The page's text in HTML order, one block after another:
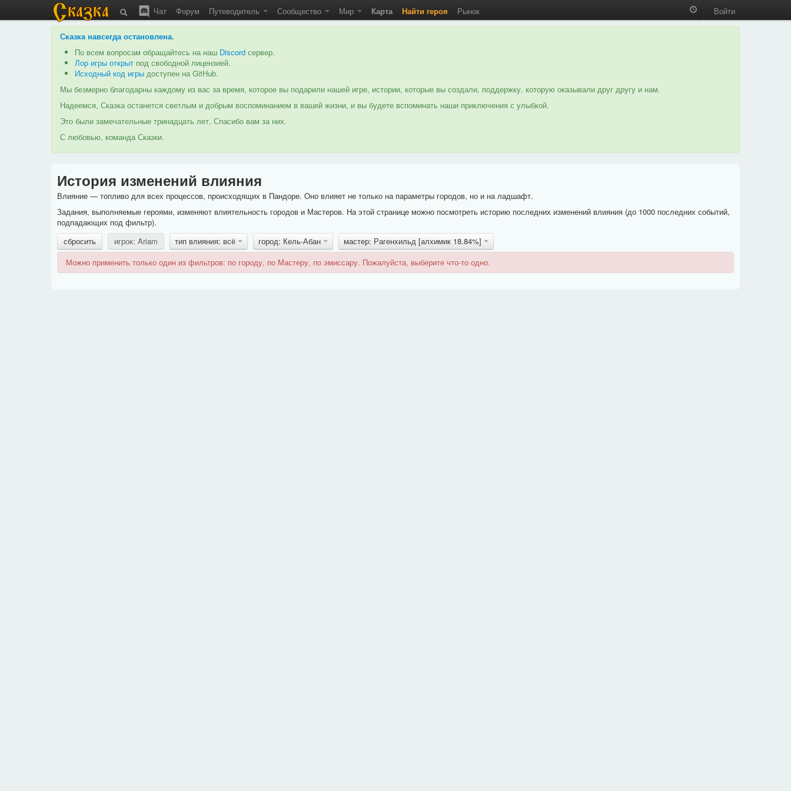
Чат Форум Путеводитель Сообщество Мир Карта Найти героя Рынок Войти
Сказка навсегда остановлена.
По всем вопросам обращайтесь на наш Discord сервер.
Лор игры открыт под свободной лицензией.
Исходный код игры доступен на GitHub.
Мы безмерно благодарны каждому из вас за время, которое вы подарили нашей игре, истории, которые вы создали, поддержку, которую оказывали друг другу и нам.
Надеемся, Сказка останется светлым и добрым воспоминанием в вашей жизни, и вы будете вспоминать наши приключения с улыбкой.
Это были замечательные тринадцать лет. Спасибо вам за них.
С любовью, команда Сказки.
История изменений влияния
Влияние — топливо для всех процессов, происходящих в Пандоре. Оно влияет не только на параметры городов, но и на ладшафт.
Задания, выполняемые героями, изменяют влиятельность городов и Мастеров. На этой странице можно посмотреть историю последних изменений влияния (до 1000 последних событий,
подпадающих под фильтр).
сбросить
игрок: Ariam тип влияния: всё город: Кель-Абан
мастер: Рагенхильд [алхимик 18.84%]
Можно применить только один из фильтров: по городу, по Мастеру, по эмиссару. Пожалуйста, выберите что-то одно.